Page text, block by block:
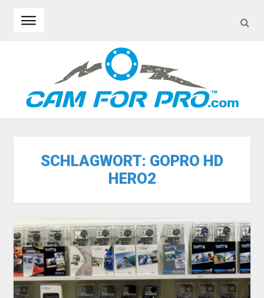
SCHLAGWORT: GOPRO HD
HERO2